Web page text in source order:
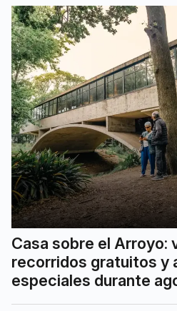
Casa sobre el Arroyo:
recorridos gratuitos y
especiales durante